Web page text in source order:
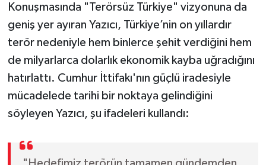
Konuşmasında "Terörsüz Türkiye" vizyonuna da
geniş yer ayıran Yazıcı, Türkiye’nin on yıllardır
terör nedeniyle hem binlerce şehit verdiğini hem
de milyarlarca dolarlık ekonomik kayba uğradığını
hatırlattı. Cumhur İttifakı'nın güçlü iradesiyle
mücadelede tarihi bir noktaya gelindiğini
söyleyen Yazıcı, şu ifadeleri kullandı: